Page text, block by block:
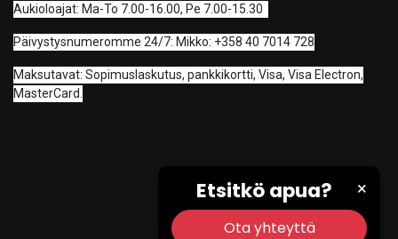
Aukioloajat: Ma-To 7.00-16.00, Pe 7.00-15.30
Päivystysnumeromme 24/7: Mikko: +358 40 7014 728
Maksutavat: Sopimuslaskutus, pankkikortti, Visa, Visa Electron,
MasterCard.
×
Etsitkö apua?
Ota yhteyttä